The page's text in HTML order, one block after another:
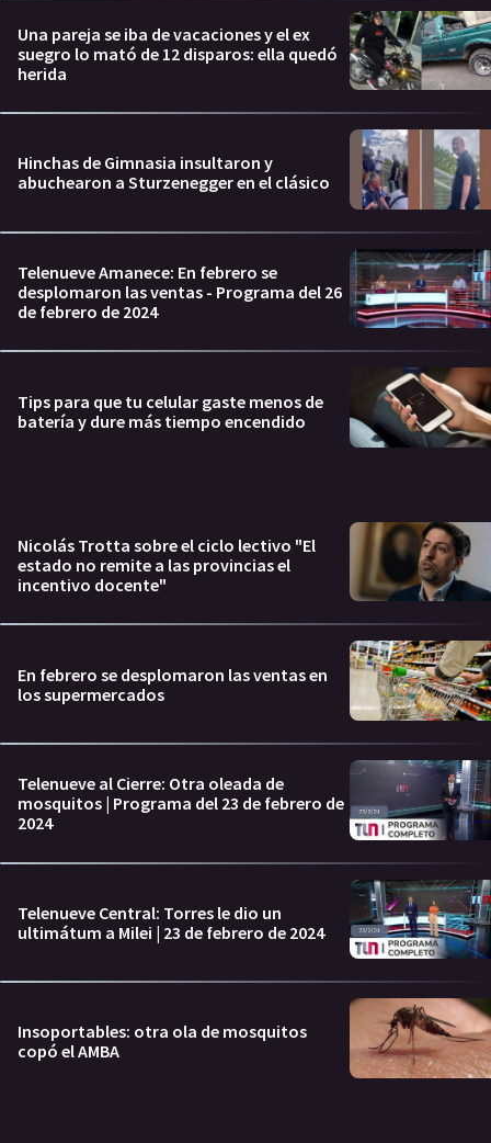
Una pareja se iba de vacaciones y el ex
suegro lo mató de 12 disparos: ella quedó
herida
Hinchas de Gimnasia insultaron y
abuchearon a Sturzenegger en el clásico
Telenueve Amanece: En febrero se
desplomaron las ventas - Programa del 26
de febrero de 2024
Tips para que tu celular gaste menos de
batería y dure más tiempo encendido
Nicolás Trotta sobre el ciclo lectivo "El
estado no remite a las provincias el
incentivo docente"
En febrero se desplomaron las ventas en
los supermercados
Telenueve al Cierre: Otra oleada de
mosquitos | Programa del 23 de febrero de
2024
Telenueve Central: Torres le dio un
ultimátum a Milei | 23 de febrero de 2024
Insoportables: otra ola de mosquitos
copó el AMBA